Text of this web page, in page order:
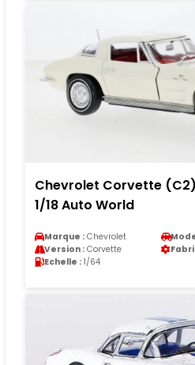
Chevrolet Corvette
1/18 Auto World
Marque : Chevrolet
Version : Corvette
Echelle : 1/64